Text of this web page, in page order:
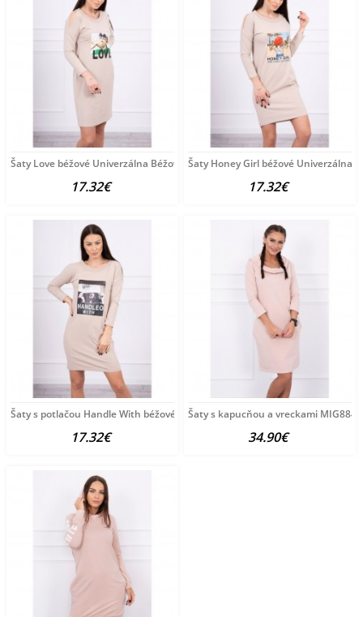
Šaty Love béžové Univerzálna Béžová
17.32€
Šaty Honey Girl béžové Univerzálna
17.32€
Šaty s potlačou Handle With béžové Univerzálna Béžová
17.32€
Šaty s kapucňou a vreckami
34.90€